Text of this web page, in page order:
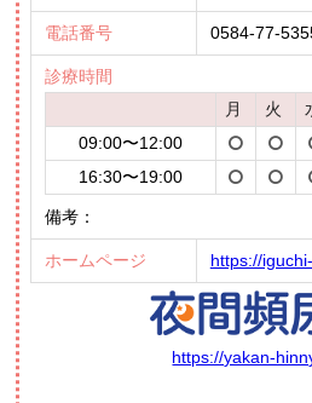
電話番号 0584-77-
診療時間
月
火
09:00〜12:00
16:30〜19:00
備考：
ホームページ https://
https://yakan-